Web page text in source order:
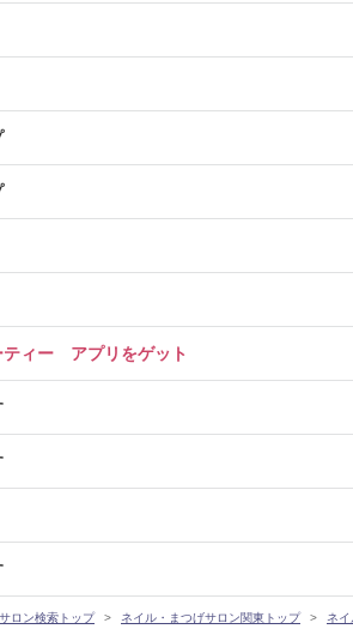
ティー アプリをゲット
ロン検索トップ ネイル・まつげサロン関東トップ ネ